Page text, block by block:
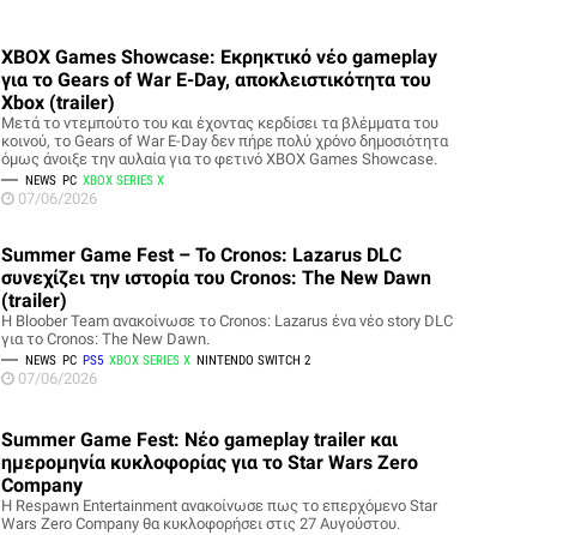
XBOX Games Showcase: Εκρηκτικό νέο gameplay
για το Gears of War E-Day, αποκλειστικότητα του
Xbox (trailer)
Μετά το ντεμπούτο του και έχοντας κερδίσει τα βλέμματα του
κοινού, το Gears of War E-Day δεν πήρε πολύ χρόνο δημοσιότητα
όμως άνοιξε την αυλαία για το φετινό XBOX Games Showcase.
NEWS PC XBOX SERIES X
07/06/2026
Summer Game Fest – To Cronos: Lazarus DLC
συνεχίζει την ιστορία του Cronos: The New Dawn
(trailer)
H Bloober Team ανακοίνωσε το Cronos: Lazarus ένα νέο story DLC
για το Cronos: The New Dawn.
NEWS PC PS5 XBOX SERIES X NINTENDO SWITCH 2
07/06/2026
Summer Game Fest: Νέο gameplay trailer και
ημερομηνία κυκλοφορίας για το Star Wars Zero
Company
Η Respawn Entertainment ανακοίνωσε πως το επερχόμενο Star
Wars Zero Company θα κυκλοφορήσει στις 27 Αυγούστου.